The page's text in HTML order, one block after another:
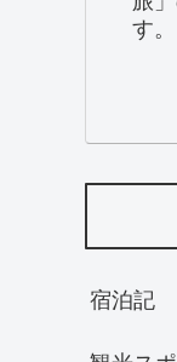
す。
宿泊記